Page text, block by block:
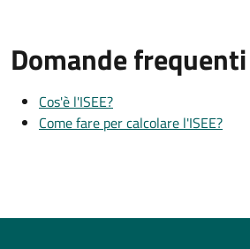
Domande frequenti
Cos'è l'ISEE?
Come fare per calcolare l'ISEE?